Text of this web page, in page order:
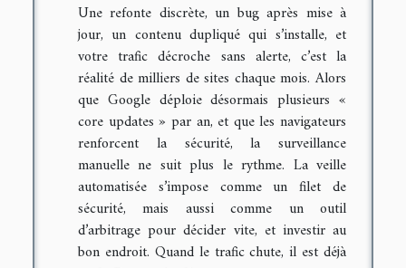
Une refonte discrète, un bug après mise à
jour, un contenu dupliqué qui s’installe, et
votre trafic décroche sans alerte, c’est la
réalité de milliers de sites chaque mois. Alors
que Google déploie désormais plusieurs «
core updates » par an, et que les navigateurs
renforcent la sécurité, la surveillance
manuelle ne suit plus le rythme. La veille
automatisée s’impose comme un filet de
sécurité, mais aussi comme un outil
d’arbitrage pour décider vite, et investir au
bon endroit. Quand le trafic chute, il est déjà